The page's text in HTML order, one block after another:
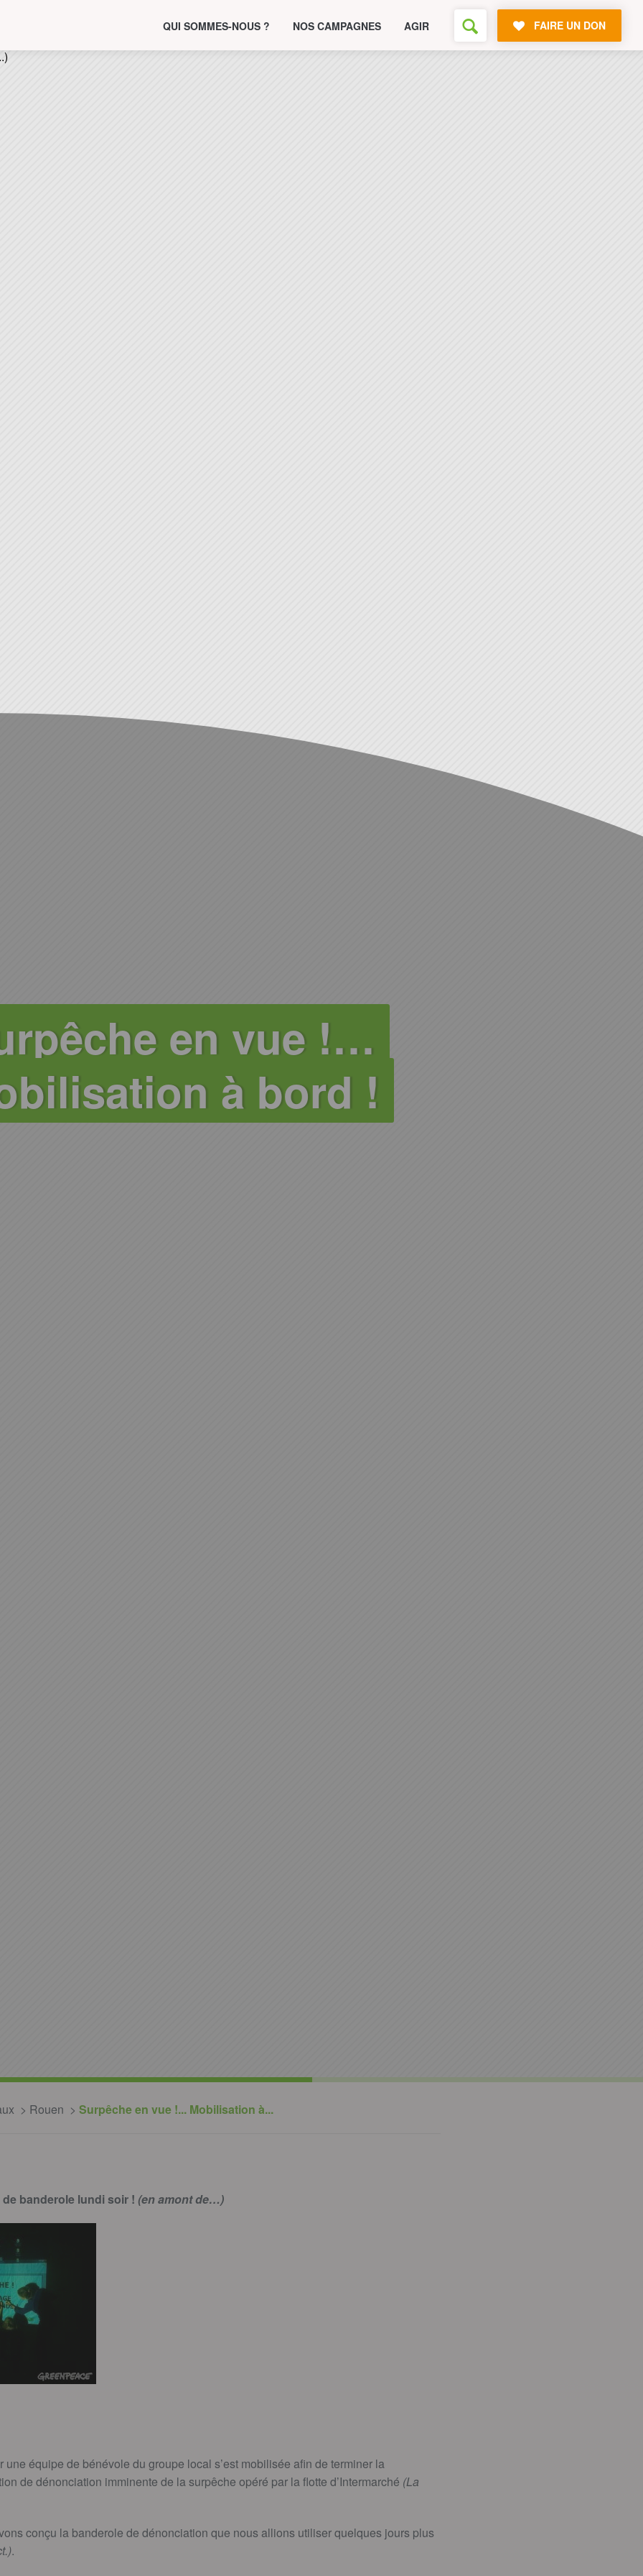
QUI SOMMES-NOUS ? NOS CAMPAGNES AGIR FAIRE UN DON
en vue !…
à bord !
Rouen Surpêche en vue !... Mobilisation à...
banderole lundi soir ! (en amont de…)
une équipe de bénévole du groupe local s’est mobilisée afin de terminer la
de dénonciation imminente de la surpêche opéré par la flotte d’Intermarché (La
conçu la banderole de dénonciation que nous allions utiliser quelques jours plus
.